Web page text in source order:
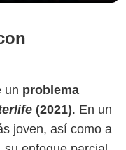
un problema
(2021). En un
joven, así como a